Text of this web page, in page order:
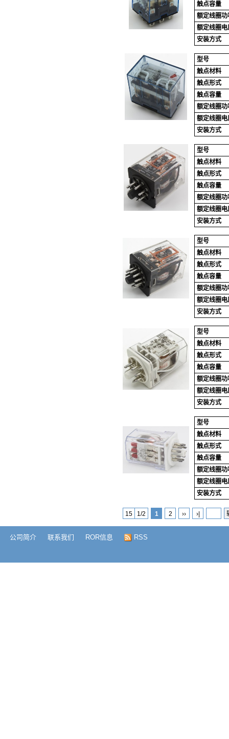
触点容量
额定线圈功
额定线圈电
安装方式
型号
触点材料
触点形式
触点容量
额定线圈功
额定线圈电
安装方式
型号
触点材料
触点形式
触点容量
额定线圈功
额定线圈电
安装方式
型号
触点材料
触点形式
触点容量
额定线圈功
额定线圈电
安装方式
型号
触点材料
触点形式
触点容量
额定线圈功
额定线圈电
安装方式
型号
触点材料
触点形式
触点容量
额定线圈功
额定线圈电
安装方式
15 1/2 1 2 ›› ›|
公司简介 联系我们 ROR信息 RSS